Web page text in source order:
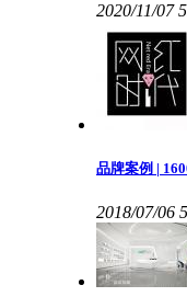
2020/11/07
品牌案例 |
2018/07/06